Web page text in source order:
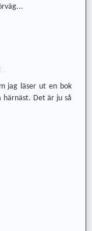
jag läser ut en bok
härnäst. Det är ju så